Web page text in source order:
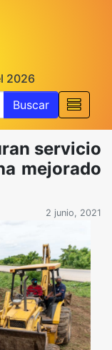
2026
Buscar
servicio
mejorado
2 junio, 2021